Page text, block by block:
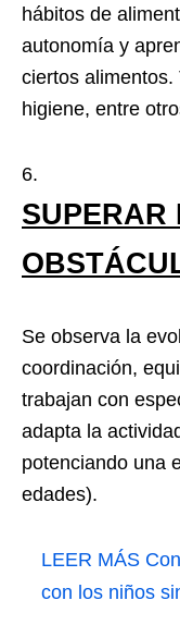
hábitos de
autonomía y
ciertos alimentos.
higiene, entre
SUPERAR
Se observa la
coordinación,
trabajan con
adapta la
potenciando una
edades).
LEER MÁS
con los niños